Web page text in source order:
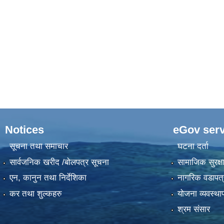
Notices
सूचना तथा समाचार
सार्वजनिक खरीद /बोलपत्र सूचना
एन, कानुन तथा निर्देशिका
कर तथा शुल्कहरु
eGov
घटना दर्ता
सामाजिक सुरक्षा
नागरिक
योजना
श्रम संसार